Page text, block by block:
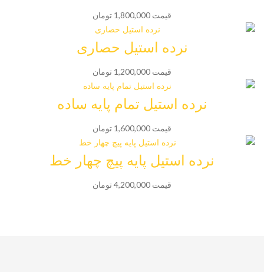
قیمت 1,800,000 تومان
نرده استیل حصاری
قیمت 1,200,000 تومان
نرده استیل تمام پایه ساده
قیمت 1,600,000 تومان
نرده استیل پایه پیچ چهار خط
قیمت 4,200,000 تومان